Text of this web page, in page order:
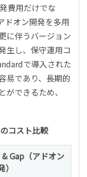
費用だけでな
ドオン開発を多用
に伴うバージョン
生し、保守運用コ
で導入された
易であり、長期的
できるため、
コスト比較
Gap（アドオン
）